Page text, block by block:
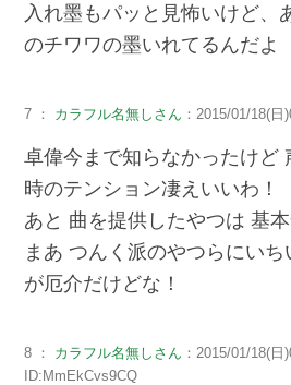
入れ墨もパッと見怖いけど、
のチワワの墨いれてるんだよ
7 ： カラフル名無しさん ：2015/01/18(
卓偉今まで知らなかったけど
時のテンション凄えいいわ！
あと 曲を提供したやつは 基
まあ つんく派のやつらにい
が厄介だけどな！
8 ： カラフル名無しさん ：2015/01/18(
ID:MmEkCvs9CQ